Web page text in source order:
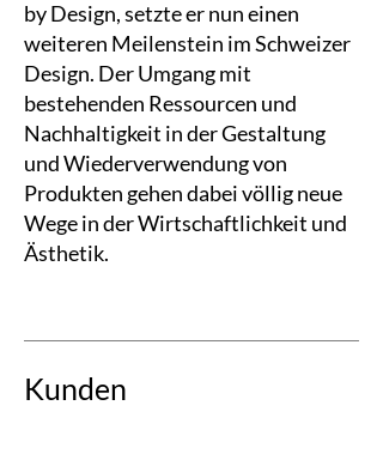
by Design, setzte er nun einen
weiteren Meilenstein im Schweizer
Design. Der Umgang mit
bestehenden Ressourcen und
Nachhaltigkeit in der Gestaltung
und Wiederverwendung von
Produkten gehen dabei völlig neue
Wege in der Wirtschaftlichkeit und
Ästhetik.
Kunden